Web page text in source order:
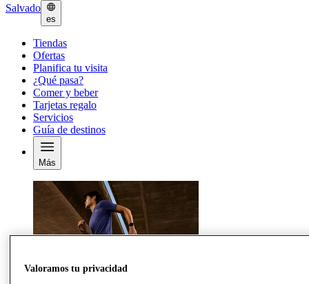
Salvado
es
Tiendas
Ofertas
Planifica tu visita
¿Qué pasa?
Comer y beber
Tarjetas regalo
Servicios
Guía de destinos
Más
Valoramos tu privacidad